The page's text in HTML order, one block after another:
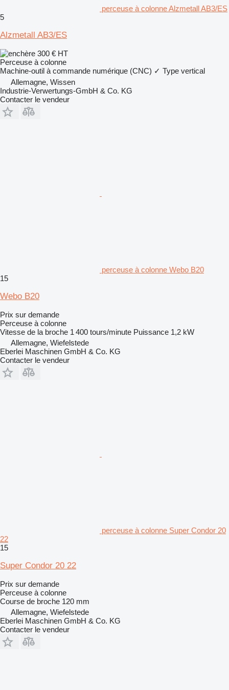
perceuse à colonne Alzmetall AB3/ES
5
Alzmetall AB3/ES
300 € HT
Perceuse à colonne
Machine-outil à commande numérique (CNC) ✓ Type vertical
Allemagne, Wissen
Industrie-Verwertungs-GmbH & Co. KG
Contacter le vendeur
perceuse à colonne Webo B20
15
Webo B20
Prix sur demande
Perceuse à colonne
Vitesse de la broche 1 400 tours/minute Puissance 1,2 kW
Allemagne, Wiefelstede
Eberlei Maschinen GmbH & Co. KG
Contacter le vendeur
perceuse à colonne Super Condor 20
22
15
Super Condor 20 22
Prix sur demande
Perceuse à colonne
Course de broche 120 mm
Allemagne, Wiefelstede
Eberlei Maschinen GmbH & Co. KG
Contacter le vendeur